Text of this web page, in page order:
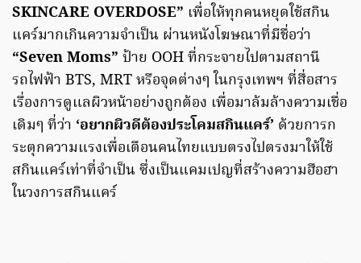
SKINCARE OVERDOSE” เพื่อให้ทุกคนหยุดใช้สกิน
แคร์มากเกินความจำเป็น ผ่านหนังโฆษณาที่มีชื่อว่า
“Seven Moms” ป้าย OOH ที่กระจายไปตามสถานี
รถไฟฟ้า BTS, MRT หรือจุดต่างๆ ในกรุงเทพฯ ที่สื่อสาร
เรื่องการดูแลผิวหน้าอย่างถูกต้อง เพื่อมาล้มล้างความเชื่อ
เดิมๆ ที่ว่า ‘อยากผิวดีต้องประโคมสกินแคร์’ ด้วยการก
ระตุกความแรงเพื่อเตือนคนไทยแบบตรงไปตรงมาให้ใช้
สกินแคร์เท่าที่จำเป็น ซึ่งเป็นแคมเปญที่สร้างความฮือฮา
ในวงการสกินแคร์